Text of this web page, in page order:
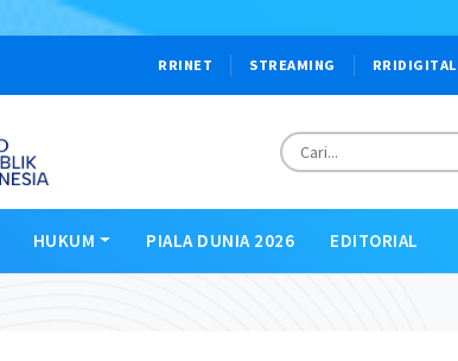
RRINET STREAMING RRIDIGITAL
HUKUM PIALA DUNIA 2026 EDITORIAL